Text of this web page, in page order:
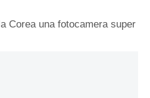
Corea una fotocamera super